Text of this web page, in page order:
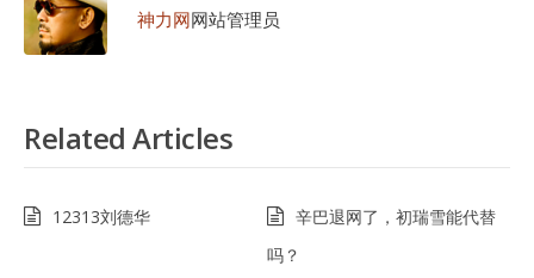
神力网网站管理员
Related Articles
12313刘德华
辛巴退网了，初瑞雪能代替
吗？